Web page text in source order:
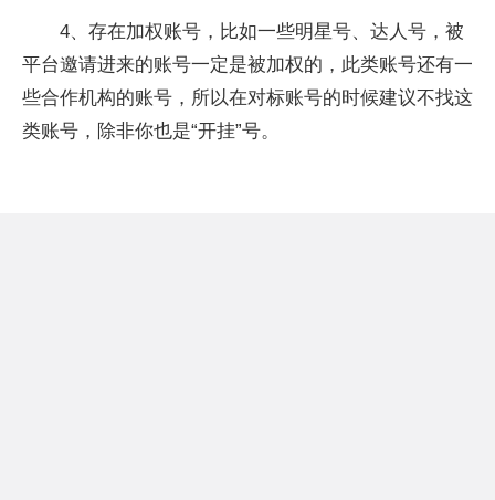
4、存在加权账号，比如一些明星号、达人号，被
平台邀请进来的账号一定是被加权的，此类账号还有一
些合作机构的账号，所以在对标账号的时候建议不找这
类账号，除非你也是“开挂”号。